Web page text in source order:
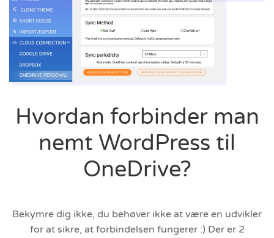
Hvordan forbinder man
nemt WordPress til
OneDrive?
Bekymre dig ikke, du behøver ikke at være en udvikler
for at sikre, at forbindelsen fungerer :) Der er 2